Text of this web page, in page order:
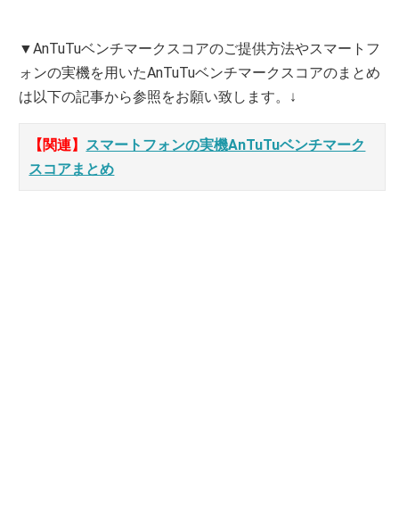
▼AnTuTuベンチマークスコアのご提供方法やスマートフ
ォンの実機を用いたAnTuTuベンチマークスコアのまとめ
は以下の記事から参照をお願い致します。↓
【関連】 スマートフォンの実機AnTuTuベンチマーク
スコアまとめ